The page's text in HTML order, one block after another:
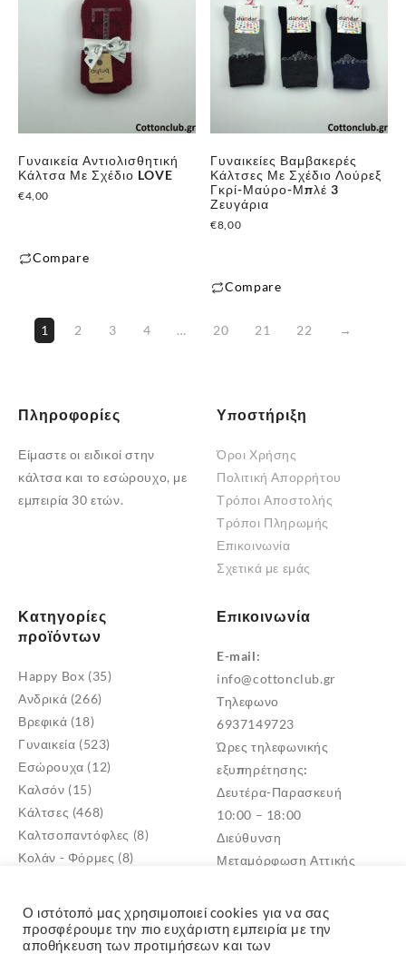
Γυναικεία Αντιολισθητική
Κάλτσα Με Σχέδιο LOVE
€4,00
Compare
Γυναικείες Βαμβακερές
Κάλτσες Με Σχέδιο Λούρεξ
Γκρί-Μαύρο-Μπλέ 3
Ζευγάρια
€8,00
Compare
1 2 3 4 … 20 21 22 →
Πληροφορίες
Είμαστε οι ειδικοί στην
κάλτσα και το εσώρουχο, με
εμπειρία 30 ετών.
Υποστήριξη
Όροι Χρήσης
Πολιτική Απορρήτου
Τρόποι Αποστολής
Τρόποι Πληρωμής
Επικοινωνία
Σχετικά με εμάς
Κατηγορίες
προϊόντων
Happy Box (35)
Ανδρικά (266)
Βρεφικά (18)
Γυναικεία (523)
Εσώρουχα (12)
Καλσόν (15)
Κάλτσες (468)
Καλτσοπαντόφλες (8)
Κολάν - Φόρμες (8)
Σκουφιά - Γάντια (3)
Παιδικά (268)
Επικοινωνία
E-mail:
info@cottonclub.gr
Τηλεφωνο
6937149723
Ώρες τηλεφωνικής
εξυπηρέτησης:
Δευτέρα-Παρασκευή
10:00 – 18:00
Διεύθυνση
Μεταμόρφωση Αττικής
Ο ιστότοπό μας χρησιμοποιεί cookies για να σας
προσφέρουμε την πιο ευχάριστη εμπειρία με την
αποθήκευση των προτιμήσεων και των